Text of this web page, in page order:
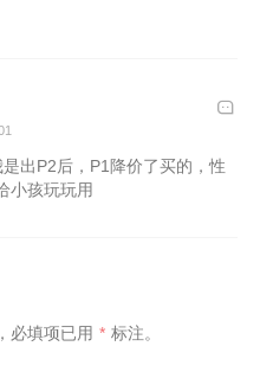
出P2后，P1降价了买的，性
小孩玩玩用
必填项已用 * 标注。